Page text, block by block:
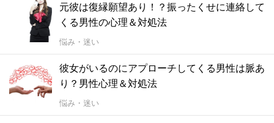
元彼は復縁願望あり！？振ったくせに連絡して
くる男性の心理＆対処法
悩み・迷い
彼女がいるのにアプローチしてくる男性は脈あ
り？男性心理＆対処法
悩み・迷い